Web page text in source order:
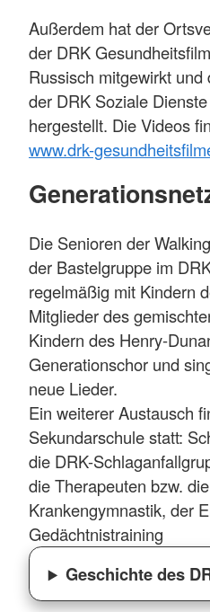
Außerdem hat der
der DRK
Russisch mitgewirkt
der DRK Soziale
hergestellt. Die Videos
www.drk-
Die Senioren der
der Bastelgruppe im
regelmäßig mit Kindern
Mitglieder des
Kindern des Henry-
Generationschor und
neue Lieder.
Ein weiterer Austausch
Sekundarschule statt:
die DRK-
die Therapeuten bzw.
Krankengymnastik, der
Gedächtnistraining
Geschichte des